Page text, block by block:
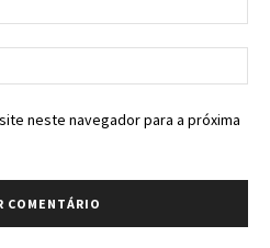
neste navegador para a próxima